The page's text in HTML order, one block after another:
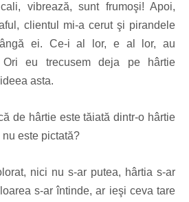
vibrează, sunt frumoşi! Apoi,
clientul mi-a cerut şi pirandele
ei. Ce-i al lor, e al lor, au
eu trecusem deja pe hârtie
asta.
de hârtie este tăiată dintr-o hârtie
este pictată?
nici nu s-ar putea, hârtia s-ar
s-ar întinde, ar ieşi ceva tare